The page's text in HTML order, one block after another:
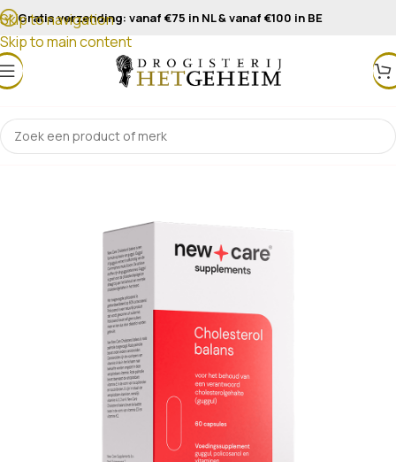
Skip to navigation
Skip to main content
Gratis verzending: vanaf €75 in NL & vanaf €100 in BE